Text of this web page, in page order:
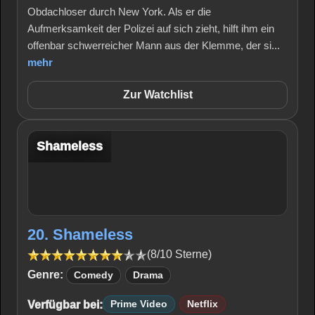
Obdachloser durch New York. Als er die
Aufmerksamkeit der Polizei auf sich zieht, hilft ihm ein
offenbar schwerreicher Mann aus der Klemme, der si...
mehr
Zur Watchlist
Shameless
20. Shameless
(8/10 Sterne)
Genre:
Comedy Drama
Verfügbar bei: Prime Video Netflix